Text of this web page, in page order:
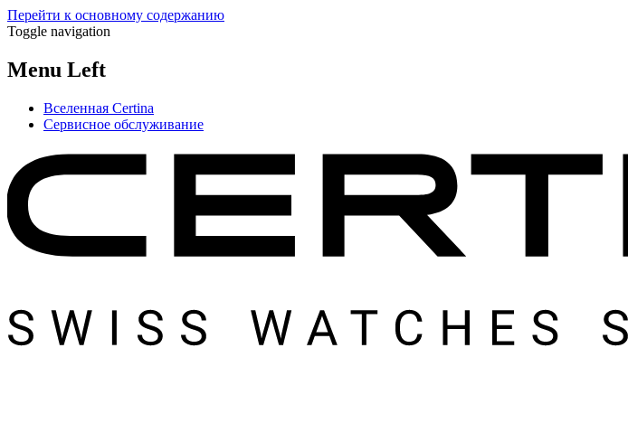
Перейти к основному содержанию
Toggle navigation
Menu Left
Вселенная Certina
Сервисное обслуживание